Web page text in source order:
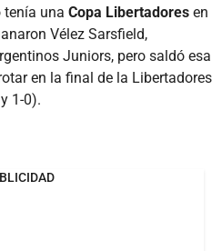
tenía una Copa Libertadores en
Vélez Sarsfield,
Juniors, pero saldó esa
en la final de la Libertadores
1-0).